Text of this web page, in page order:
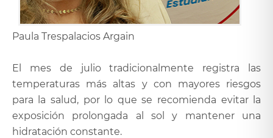
Paula Trespalacios Argain
El mes de julio tradicionalmente registra las
temperaturas más altas y con mayores riesgos
para la salud, por lo que se recomienda evitar la
exposición prolongada al sol y mantener una
hidratación constante.